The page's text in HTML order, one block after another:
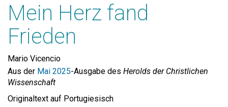
Mein Herz fand
Frieden
Mario Vicencio
Aus der Mai 2025-Ausgabe des Herolds der Christlichen
Wissenschaft
Originaltext auf Portugiesisch